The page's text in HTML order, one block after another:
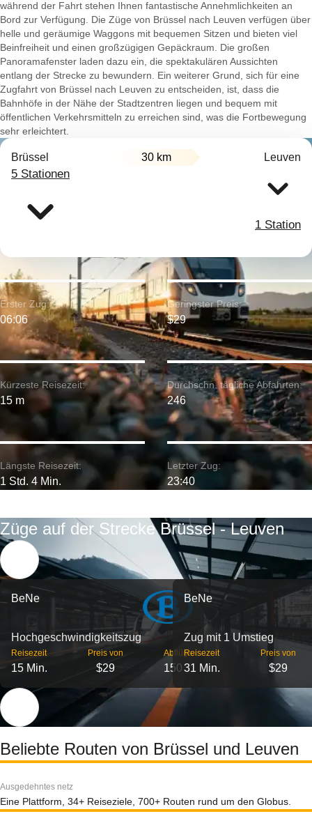
während der Fahrt stehen Ihnen fantastische Annehmlichkeiten an
Bord zur Verfügung. Die Züge von Brüssel nach Leuven verfügen über
helle und geräumige Waggons mit bequemen Sitzen und bieten viel
Beinfreiheit und einen großzügigen Gepäckraum. Die großen
Panoramafenster laden dazu ein, die spektakulären Aussichten
entlang der Strecke zu bewundern. Ein weiterer Grund, sich für eine
Zugfahrt von Brüssel nach Leuven zu entscheiden, ist, dass die
Bahnhöfe in der Nähe der Stadtzentren liegen und bequem mit
öffentlichen Verkehrsmitteln zu erreichen sind, was die Fortbewegung
sehr erleichtert.
Brüssel 30 km Leuven
5 Stationen
1 Station
Kürzeste Reisezeit:
15 m
Erster Zug:
06:06
Längste Reisezeit:
1 Std. 4 Min.
Geringster Preis:
$29
Durchschn. tägliche Abfahrten:
246
Letzter Zug:
23:40
Züge auf der Strecke Brüssel - Leuven
BeNe
Hochgeschwindigkeitszug
Reisezeit
15 Min.
Preis von
$29
Abflüge
150
BeNe
Zug mit 1 Umstieg
Reisezeit
31 Min.
Preis von
$29
Beliebte Routen von Brüssel und Leuven
Ausgedehntes netz
Eine Plattform, 34+ Reiseziele, 700+ Routen rund um den Globus.